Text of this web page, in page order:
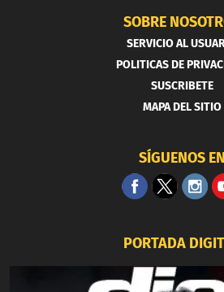
SOBRE
SERVICIO AL
POLITICAS DE
SUSCRIBETE
MAPA DEL SITIO
SÍGUENOS EN
PORTADA